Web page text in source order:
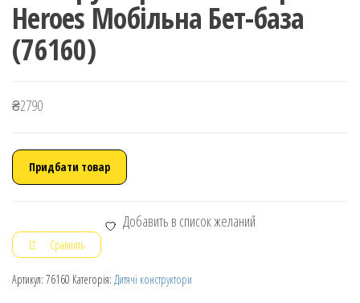
Heroes Мобільна Бет-база
(76160)
₴2790
Придбати товар
Добавить в список желаний
Сравнить
Артикул: 76160 Категорія: Дитячі конструктори